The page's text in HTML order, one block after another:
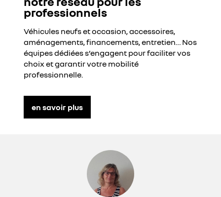
professionnels
Véhicules neufs et occasion, accessoires,
aménagements, financements, entretien… Nos
équipes dédiées s’engagent pour faciliter vos
choix et garantir votre mobilité
professionnelle.
en savoir plus